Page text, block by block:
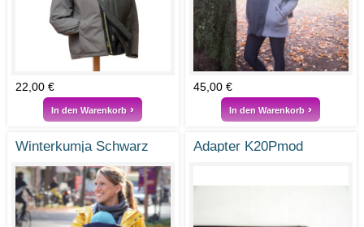
22,00 €
In den Warenkorb
45,00 €
In den Warenkorb
Winterkumja Schwarz Adapter K20Pmod